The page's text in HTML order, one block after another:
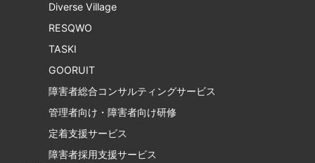
Diverse Village
RESQWO
TASKI
GOORUIT
障害者総合コンサルティングサービス
管理者向け・障害者向け研修
定着支援サービス
障害者採用支援サービス